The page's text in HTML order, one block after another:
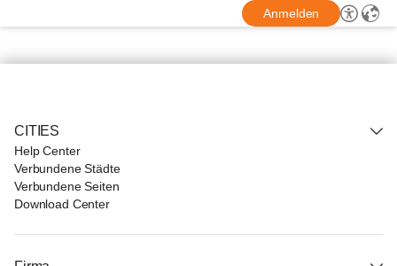
Anmelden
CITIES
Help Center
Verbundene Städte
Verbundene Seiten
Download Center